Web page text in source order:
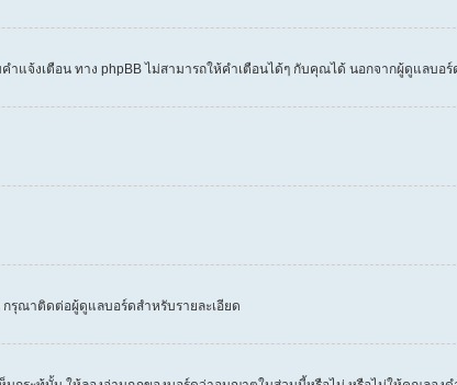
จ้งเตือน ทาง phpBB ไม่สามารถให้คำเตือนได้ๆ กับคุณได้ นอกจากผู้ดูแลบอร์
รุณาติดต่อผู้ดูแลบอร์ดสำหรับรายละเอียด